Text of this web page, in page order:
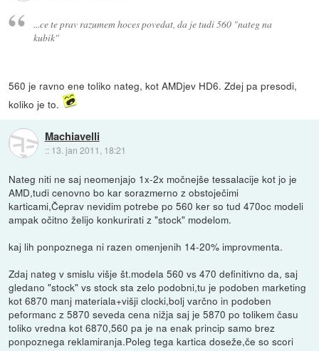
...ce te prav razumem hoces povedat, da je tudi 560 "nateg na
kubik"
560 je ravno ene toliko nateg, kot AMDjev HD6. Zdej pa presodi,
koliko je to.
Machiavelli
:: 13. jan 2011, 18:21
Nateg niti ne saj neomenjajo 1x-2x močnejše tessalacije kot jo je
AMD,tudi cenovno bo kar sorazmerno z obstoječimi
karticami,Čeprav nevidim potrebe po 560 ker so tud 470oc modeli
ampak očitno želijo konkurirati z "stock" modelom.
kaj lih ponpoznega ni razen omenjenih 14-20% improvmenta.
Zdaj nateg v smislu višje št.modela 560 vs 470 definitivno da, saj
gledano "stock" vs stock sta zelo podobni,tu je podoben marketing
kot 6870 manj materiala+višji clocki,bolj varčno in podoben
peformanc z 5870 seveda cena nižja saj je 5870 po tolikem času
toliko vredna kot 6870,560 pa je na enak princip samo brez
ponpoznega reklamiranja.Poleg tega kartica doseže,če so scori